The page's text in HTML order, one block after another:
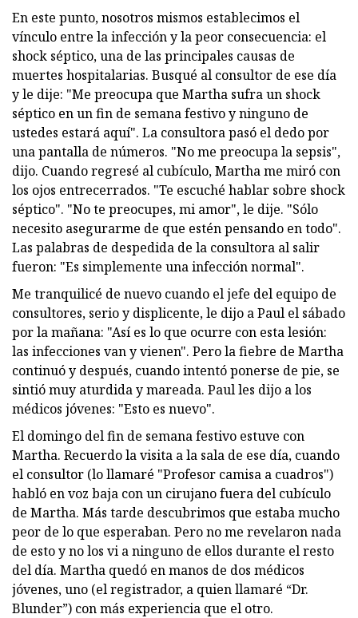
En este punto, nosotros mismos establecimos el
vínculo entre la infección y la peor consecuencia: el
shock séptico, una de las principales causas de
muertes hospitalarias. Busqué al consultor de ese día
y le dije: "Me preocupa que Martha sufra un shock
séptico en un fin de semana festivo y ninguno de
ustedes estará aquí". La consultora pasó el dedo por
una pantalla de números. "No me preocupa la sepsis",
dijo. Cuando regresé al cubículo, Martha me miró con
los ojos entrecerrados. "Te escuché hablar sobre shock
séptico". "No te preocupes, mi amor", le dije. "Sólo
necesito asegurarme de que estén pensando en todo".
Las palabras de despedida de la consultora al salir
fueron: "Es simplemente una infección normal".
Me tranquilicé de nuevo cuando el jefe del equipo de
consultores, serio y displicente, le dijo a Paul el sábado
por la mañana: "Así es lo que ocurre con esta lesión:
las infecciones van y vienen". Pero la fiebre de Martha
continuó y después, cuando intentó ponerse de pie, se
sintió muy aturdida y mareada. Paul les dijo a los
médicos jóvenes: "Esto es nuevo".
El domingo del fin de semana festivo estuve con
Martha. Recuerdo la visita a la sala de ese día, cuando
el consultor (lo llamaré "Profesor camisa a cuadros")
habló en voz baja con un cirujano fuera del cubículo
de Martha. Más tarde descubrimos que estaba mucho
peor de lo que esperaban. Pero no me revelaron nada
de esto y no los vi a ninguno de ellos durante el resto
del día. Martha quedó en manos de dos médicos
jóvenes, uno (el registrador, a quien llamaré “Dr.
Blunder”) con más experiencia que el otro.